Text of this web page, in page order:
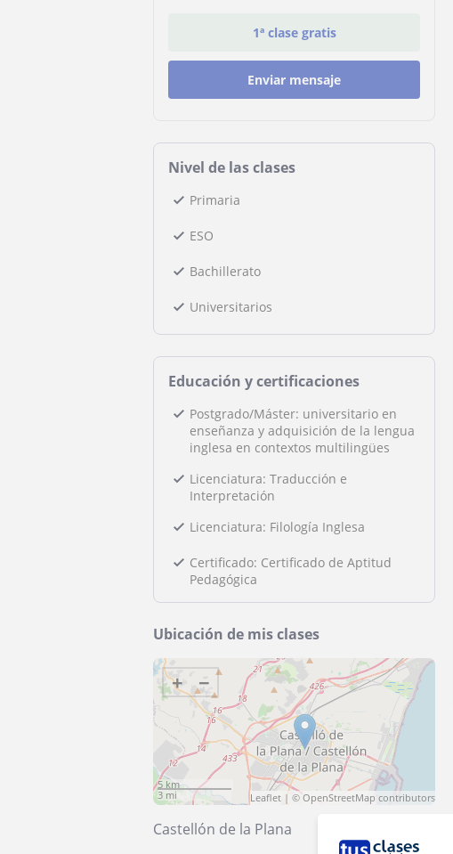
1ª clase gratis
Enviar mensaje
Nivel de las clases
Primaria
ESO
Bachillerato
Universitarios
Educación y certificaciones
Postgrado/Máster: universitario en
enseñanza y adquisición de la lengua
inglesa en contextos multilingües
Licenciatura: Traducción e
Interpretación
Licenciatura: Filología Inglesa
Certificado: Certificado de Aptitud
Pedagógica
Ubicación de mis clases
+ −
5 km
3 mi
Leaflet | ©OpenStreetMap contributors
Castellón de la Plana